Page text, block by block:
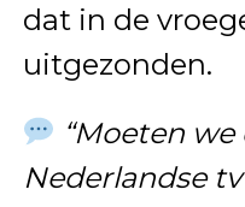
dat in de
uitgezonden.
“Moeten
Nederlandse